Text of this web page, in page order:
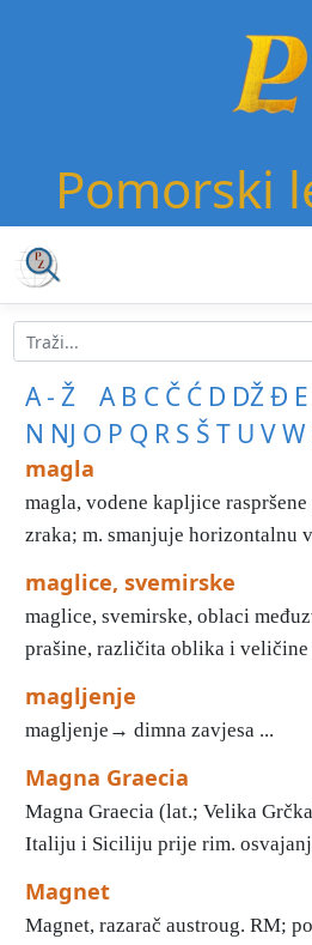
Pomorski
A - Ž A B C Č Ć D DŽĐ E
N NJ O P Q R S Š T U VW
magla
magla, vodene kapljice
zraka; m. smanjuje horizontalnu
maglice, svemirske
maglice, svemirske, oblaci
prašine, različita oblika i veličine
magljenje
magljenje→ dimna zavjesa ...
Magna Graecia
Magna Graecia (lat.; Velika
Italiju i Siciliju prije rim.
Magnet
Magnet, razarač austroug. RM;